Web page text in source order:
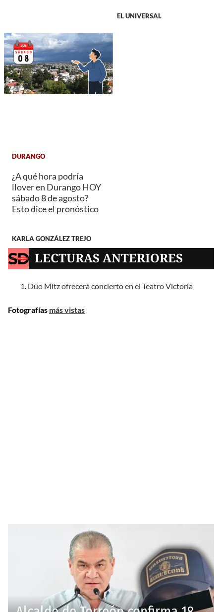
EL UNIVERSAL
DURANGO
¿A qué hora podría
llover en Durango HOY
sábado 8 de agosto?
Esto dice el pronóstico
KARLA GONZÁLEZ TREJO
LECTURAS ANTERIORES
Dúo Mitz ofrecerá concierto en el Teatro Victoria
Fotografías más vistas